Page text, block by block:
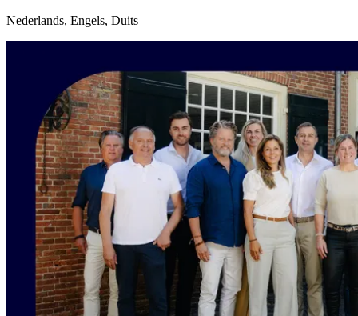
Nederlands, Engels, Duits